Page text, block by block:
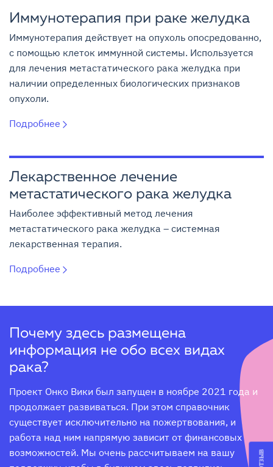
Иммунотерапия при раке желудка
Иммунотерапия действует на опухоль опосредованно,
с помощью клеток иммунной системы. Используется
для лечения метастатического рака желудка при
наличии определенных биологических признаков
опухоли.
Подробнее
Лекарственное лечение
метастатического рака желудка
Наиболее эффективный метод лечения
метастатического рака желудка – системная
лекарственная терапия.
Подробнее
Почему здесь размещена
информация не обо всех видах
рака?
Проект Онко Вики был запущен в ноябре 2021 года и
продолжает развиваться. При этом справочник
существует исключительно на пожертвования, и
работа над ним напрямую зависит от финансовых
возможностей. Мы очень рассчитываем на вашу